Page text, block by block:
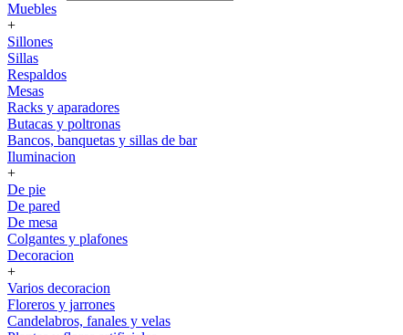
Muebles
+
Sillones
Sillas
Respaldos
Mesas
Racks y aparadores
Butacas y poltronas
Bancos, banquetas y sillas de bar
Iluminacion
+
De pie
De pared
De mesa
Colgantes y plafones
Decoracion
+
Varios decoracion
Floreros y jarrones
Candelabros, fanales y velas